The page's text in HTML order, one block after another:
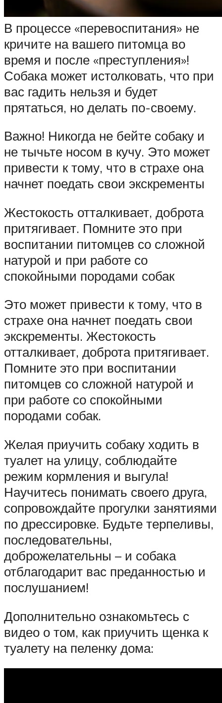
В процессе «перевоспитания» не
кричите на вашего питомца во
время и после «преступления»!
Собака может истолковать, что при
вас гадить нельзя и будет
прятаться, но делать по-своему.
Важно! Никогда не бейте собаку и
не тычьте носом в кучу. Это может
привести к тому, что в страхе она
начнет поедать свои экскременты
Жестокость отталкивает, доброта
притягивает. Помните это при
воспитании питомцев со сложной
натурой и при работе со
спокойными породами собак
Это может привести к тому, что в
страхе она начнет поедать свои
экскременты. Жестокость
отталкивает, доброта притягивает.
Помните это при воспитании
питомцев со сложной натурой и
при работе со спокойными
породами собак.
Желая приучить собаку ходить в
туалет на улицу, соблюдайте
режим кормления и выгула!
Научитесь понимать своего друга,
сопровождайте прогулки занятиями
по дрессировке. Будьте терпеливы,
последовательны,
доброжелательны – и собака
отблагодарит вас преданностью и
послушанием!
Дополнительно ознакомьтесь с
видео о том, как приучить щенка к
туалету на пеленку дома: